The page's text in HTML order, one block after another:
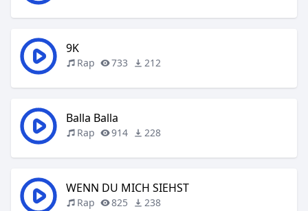
9K
Rap 733 212
Balla Balla
Rap 914 228
WENN DU MICH SIEHST
Rap 825 238